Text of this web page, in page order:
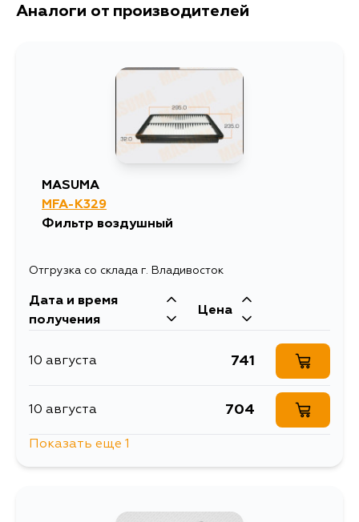
Аналоги от производителей
MASUMA
MFA-K329
Фильтр воздушный
Отгрузка со склада г. Владивосток
Дата и время
получения
Цена
10 августа 741
10 августа 704
Показать еще 1